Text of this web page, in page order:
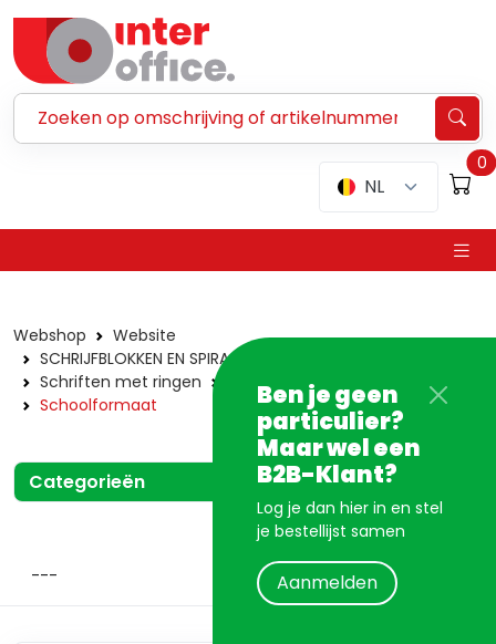
NL
0
Ben je geen
particulier?
Maar wel een
B2B-Klant?
Log je dan hier in en stel
je bestellijst samen
Aanmelden
Webshop
Website
SCHRIJFBLOKKEN EN SPIRAALSCHRIFTEN
Schriften met ringen
Atoma schriften
Schoolformaat
Categorieën